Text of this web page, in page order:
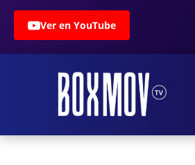
Ver en YouTube